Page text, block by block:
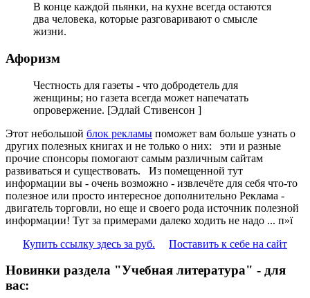
В конце каждой пьянки, на кухне всегда остаются
два человека, которые разговаривают о смысле
жизни.
Афоризм
Честность для газеты - что добродетель для
женщины; но газета всегда может напечатать
опровержение. [Эдлай Стивенсон ]
Этот небольшой блок рекламы поможет вам больше узнать о
других полезных книгах и не только о них:
эти и разные
прочие спонсоры помогают самым различным сайтам
развиваться и существовать. Из помещенной тут
информации вы - очень возможно - извлечёте для себя что-то
полезное или просто интересное дополнительно Реклама -
двигатель торговли, но еще и своего рода источник полезной
информации! Тут за примерами далеко ходить не надо ... п»ї
Купить ссылку здесь за руб. Поставить к себе на сайт
Новинки раздела "Учебная литература" - для
вас: